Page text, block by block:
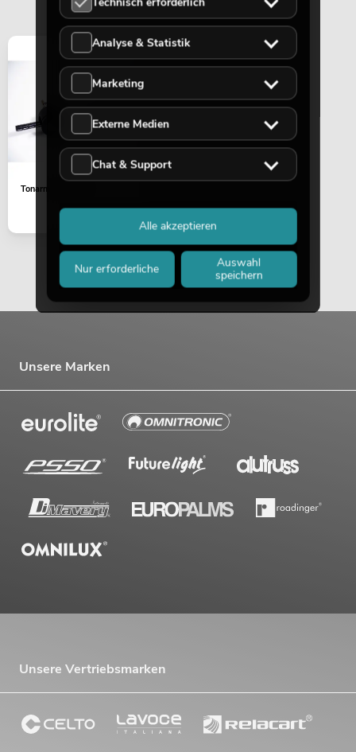
Tonarm BD-1350
Unsere Marken
Unsere Vertriebsmarken
Analyse & Statistik
Marketing
Externe Medien
Chat & Support
Nur erforderliche
Auswahl
speichern
Alle akzeptieren